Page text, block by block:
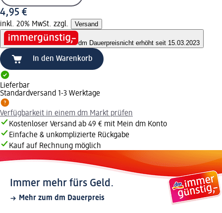
4,95 €
inkl. 20% MwSt. zzgl. Versand
dm Dauerpreisnicht erhöht seit 15.03.2023
In den Warenkorb
Lieferbar
Standardversand 1-3 Werktage
Verfügbarkeit in einem dm Markt prüfen
Kostenloser Versand ab 49 € mit Mein dm Konto
Einfache & unkomplizierte Rückgabe
Kauf auf Rechnung möglich
Immer mehr fürs Geld.
Mehr zum dm Dauerpreis